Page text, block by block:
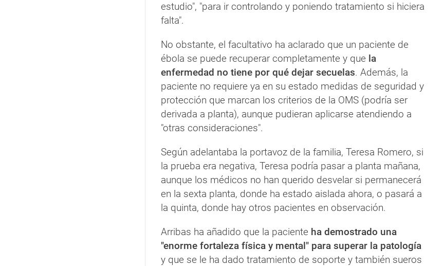
estudio", "para ir controlando y poniendo tratamiento si hiciera
falta".
No obstante, el facultativo ha aclarado que un paciente de
ébola se puede recuperar completamente y que la
enfermedad no tiene por qué dejar secuelas. Además, la
paciente no requiere ya en su estado medidas de seguridad y
protección que marcan los criterios de la OMS (podría ser
derivada a planta), aunque pudieran aplicarse atendiendo a
"otras consideraciones".
Según adelantaba la portavoz de la familia, Teresa Romero, si
la prueba era negativa, Teresa podría pasar a planta mañana,
aunque los médicos no han querido desvelar si permanecerá
en la sexta planta, donde ha estado aislada ahora, o pasará a
la quinta, donde hay otros pacientes en observación.
Arribas ha añadido que la paciente ha demostrado una
"enorme fortaleza física y mental" para superar la patología
y que se le ha dado tratamiento de soporte y también sueros